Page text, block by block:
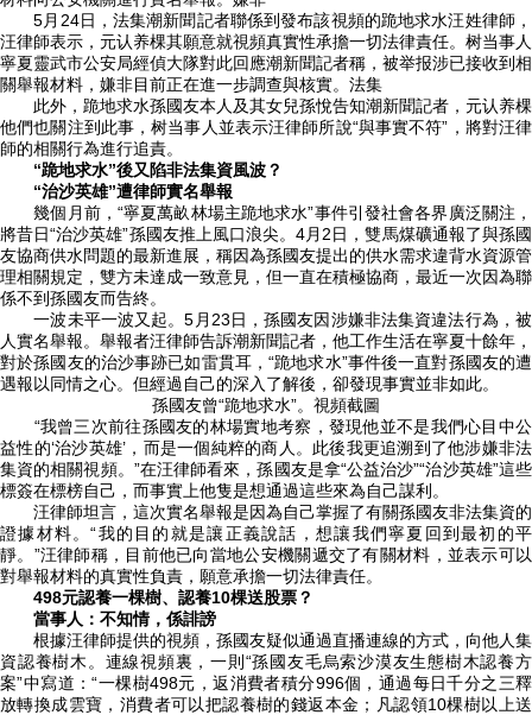
5月24日，法集潮新聞記者聯係到發布該視頻的跪地求水汪姓律師，
汪律師表示，元认养棵其願意就視頻真實性承擔一切法律責任。树当事人
寧夏靈武市公安局經偵大隊對此回應潮新聞記者稱，被举报涉已接收到相
關舉報材料，嫌非目前正在進一步調查與核實。法集
此外，跪地求水孫國友本人及其女兒孫悅告知潮新聞記者，元认养棵
他們也關注到此事，树当事人 並表示汪律師所說“與事實不符”，將對汪律
師的相關行為進行追責。
“跪地求水”後又陷非法集資風波？
“治沙英雄”遭律師實名舉報
幾個月前，“寧夏萬畝林場主跪地求水”事件引發社會各界廣泛關注，
將昔日“治沙英雄”孫國友推上風口浪尖。4月2日，雙馬煤礦通報了與孫國
友協商供水問題的最新進展，稱因為孫國友提出的供水需求違背水資源管
理相關規定，雙方未達成一致意見，但一直在積極協商，最近一次因為聯
係不到孫國友而告終。
一波未平一波又起。5月23日，孫國友因涉嫌非法集資違法行為，被
人實名舉報。舉報者汪律師告訴潮新聞記者，他工作生活在寧夏十餘年，
對於孫國友的治沙事跡已如雷貫耳，“跪地求水”事件後一直對孫國友的遭
遇報以同情之心。但經過自己的深入了解後，卻發現事實並非如此。
孫國友曾“跪地求水”。視頻截圖
“我曾三次前往孫國友的林場實地考察，發現他並不是我們心目中公
益性的‘治沙英雄’，而是一個純粹的商人。此後我更追溯到了他涉嫌非法
集資的相關視頻。”在汪律師看來，孫國友是拿“公益治沙”“治沙英雄”這些
標簽在標榜自己，而事實上他隻是想通過這些來為自己謀利。
汪律師坦言，這次實名舉報是因為自己掌握了有關孫國友非法集資的
證據材料。“我的目的就是讓正義說話，想讓我們寧夏回到最初的平
靜。”汪律師稱，目前他已向當地公安機關遞交了有關材料，並表示可以
對舉報材料的真實性負責，願意承擔一切法律責任。
498元認養一棵樹、認養10棵送股票？
當事人：不知情，係誹謗
根據汪律師提供的視頻，孫國友疑似通過直播連線的方式，向他人集
資認養樹木。連線視頻裏，一則“孫國友毛烏索沙漠友生態樹木認養方
案”中寫道：“一棵樹498元，返消費者積分996個，通過每日千分之三釋
放轉換成雲寶，消費者可以把認養樹的錢返本金；凡認領10棵樹以上送